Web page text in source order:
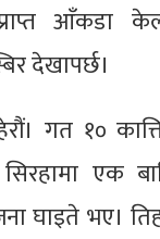
आँकडा
देखापर्छ।
गत १०
एक
घाइते भए।